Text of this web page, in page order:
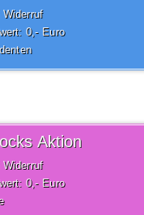
0,- Euro
Aktion
0,- Euro